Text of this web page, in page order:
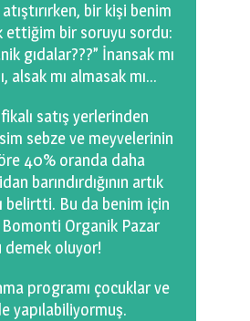
bir kişi benim
ettiğim bir soruyu sordu:
gıdalar???” İnansak mı
alsak mı almasak mı…
satış yerlerinden
sebze ve meyvelerinin
40% oranda daha
barındırdığının artık
belirtti. Bu da benim için
Organik Pazar
oluyor!
programı çocuklar ve
yapılabiliyormuş.